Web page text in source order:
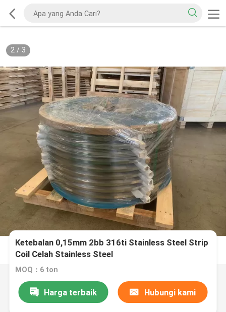
2/ 3
Ketebalan 0,15mm 2bb 316ti Stainless Steel Strip
Coil Celah Stainless Steel
MOQ：6 ton
Harga terbaik Hubungi kami